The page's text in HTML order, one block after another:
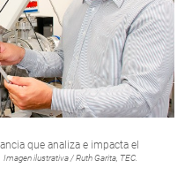
que analiza e impacta el
Imagen ilustrativa / Ruth Garita, TEC.